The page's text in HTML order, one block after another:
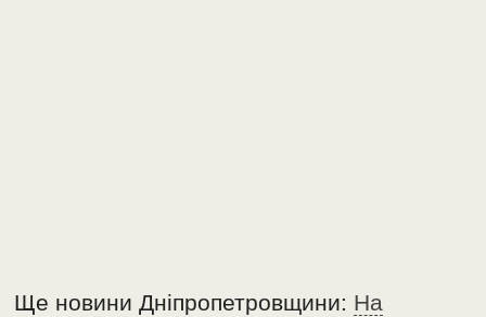
Ще новини Дніпропетровщини: На